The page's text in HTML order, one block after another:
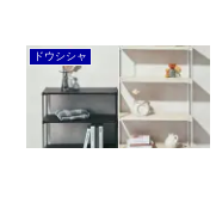
ドウシシャ